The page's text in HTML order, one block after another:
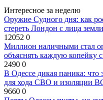
Интересное за неделю
Оружие Судного дня: как
стереть Лондон с лица
12052 0
Миллион наличными стал
объяснять каждую копейку с
2490 0
В Одессе дикая паника: что
для хода СВО и изоляции
9660 0